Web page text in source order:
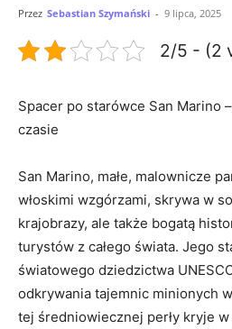
Przez Sebastian Szymański - 9 lipca, 2025
2/5 - (2
Spacer po ‍starówce San Marino
czasie
San ‌Marino, ‍małe, malownicze
włoskimi ‍wzgórzami, skrywa w
krajobrazy, ⁤ale także ⁣bogatą
turystów z​ całego świata. Jego
światowego ‌dziedzictwa⁢
odkrywania tajemnic ⁢minionych
tej średniowiecznej​ perły kryje